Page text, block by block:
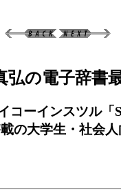
弘の電子辞書
ーインスツル「
の大学生・社会